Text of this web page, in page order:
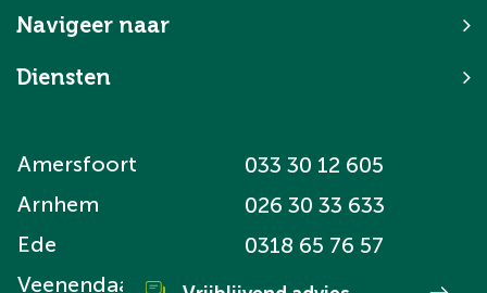
Navigeer naar
Diensten
Amersfoort
033 30 12 605
Arnhem
026 30 33 633
Ede
0318 65 76 57
Veenendaal
0318 52 99 68